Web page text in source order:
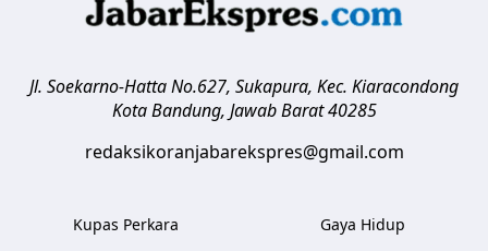
Jl. Soekarno-Hatta No.627, Sukapura, Kec. Kiaracondong
Kota Bandung, Jawab Barat 40285
redaksikoranjabarekspres@gmail.com
Kupas Perkara Gaya Hidup